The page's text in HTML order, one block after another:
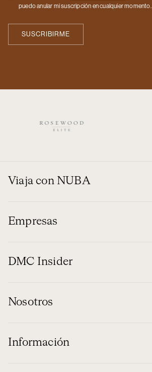
puedo anular mi suscripción en cualquier momento.
Viaja con NUBA
Empresas
DMC Insider
Nosotros
Información